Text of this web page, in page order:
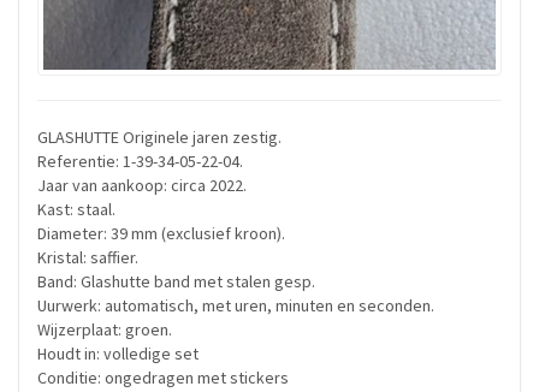
GLASHUTTE Originele jaren zestig.
Referentie: 1-39-34-05-22-04.
Jaar van aankoop: circa 2022.
Kast: staal.
Diameter: 39 mm (exclusief kroon).
Kristal: saffier.
Band: Glashutte band met stalen gesp.
Uurwerk: automatisch, met uren, minuten en seconden.
Wijzerplaat: groen.
Houdt in: volledige set
Conditie: ongedragen met stickers